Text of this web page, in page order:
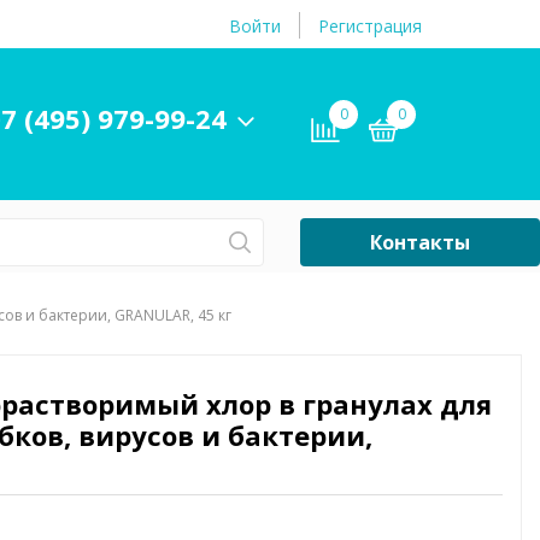
Войти Регистрация
(495) 979-99-24 0 0
принадлежности
Контакты
и бактерии, GRANULAR, 45 кг
хлор в гранулах для
вирусов и бактерии,